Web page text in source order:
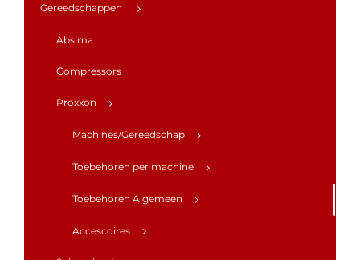
Gereedschappen
Absima
Compressors
Proxxon
Machines/Gereedschap
Toebehoren per machine
Toebehoren Algemeen
Accescoires